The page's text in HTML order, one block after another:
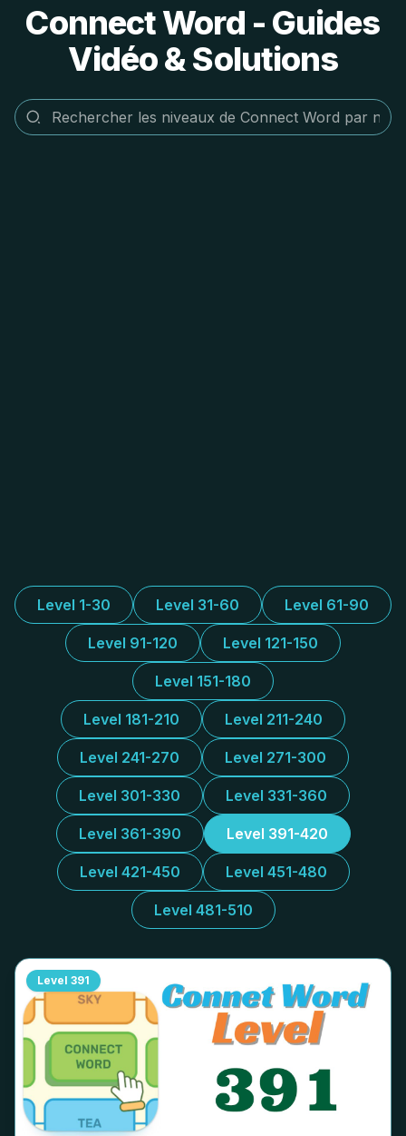
Connect Word - Guides
Vidéo & Solutions
Level 1-30 Level 31-60 Level 61-90
Level 91-120 Level 121-150
Level 151-180
Level 181-210 Level 211-240
Level 241-270 Level 271-300
Level 301-330 Level 331-360
Level 361-390 Level 391-420
Level 421-450 Level 451-480
Level 481-510
Level 391